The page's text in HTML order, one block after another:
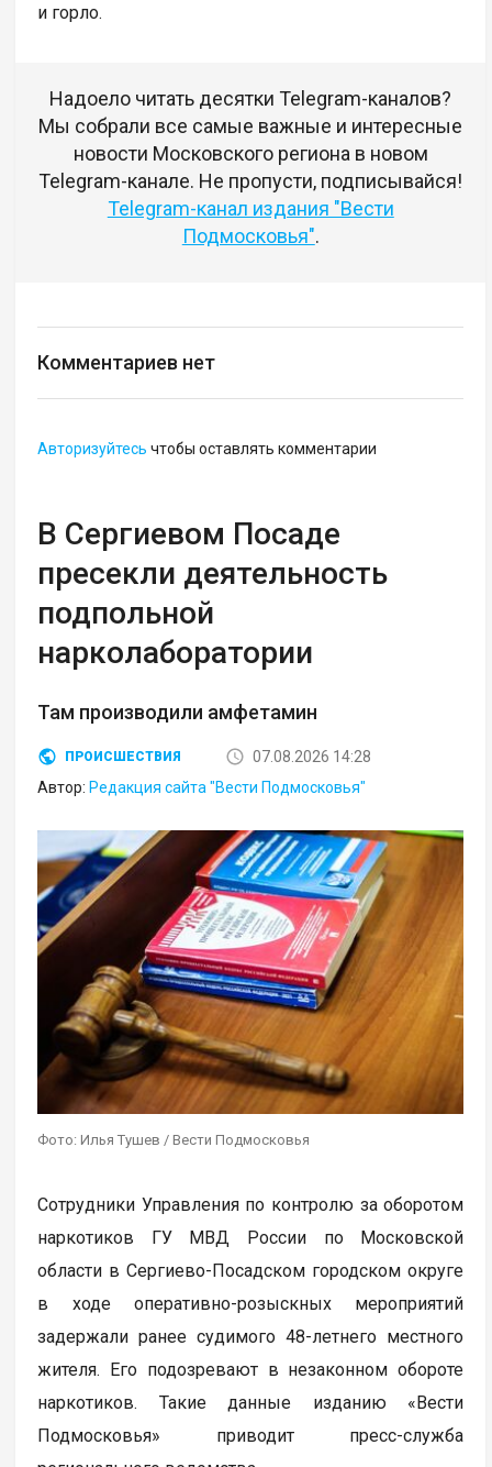
и горло.
Надоело читать десятки Telegram-каналов?
Мы собрали все самые важные и интересные
новости Московского региона в новом
Telegram-канале. Не пропусти, подписывайся!
Telegram-канал издания "Вести
Подмосковья".
Комментариев нет
Авторизуйтесь чтобы оставлять комментарии
В Сергиевом Посаде
пресекли деятельность
подпольной
нарколаборатории
Там производили амфетамин
ПРОИСШЕСТВИЯ
07.08.2026 14:28
Автор: Редакция сайта "Вести Подмосковья"
Фото: Илья Тушев / Вести Подмосковья
Сотрудники Управления по контролю за оборотом
наркотиков ГУ МВД России по Московской
области в Сергиево-Посадском городском округе
в ходе оперативно-розыскных мероприятий
задержали ранее судимого 48-летнего местного
жителя. Его подозревают в незаконном обороте
наркотиков. Такие данные изданию «Вести
Подмосковья» приводит пресс-служба